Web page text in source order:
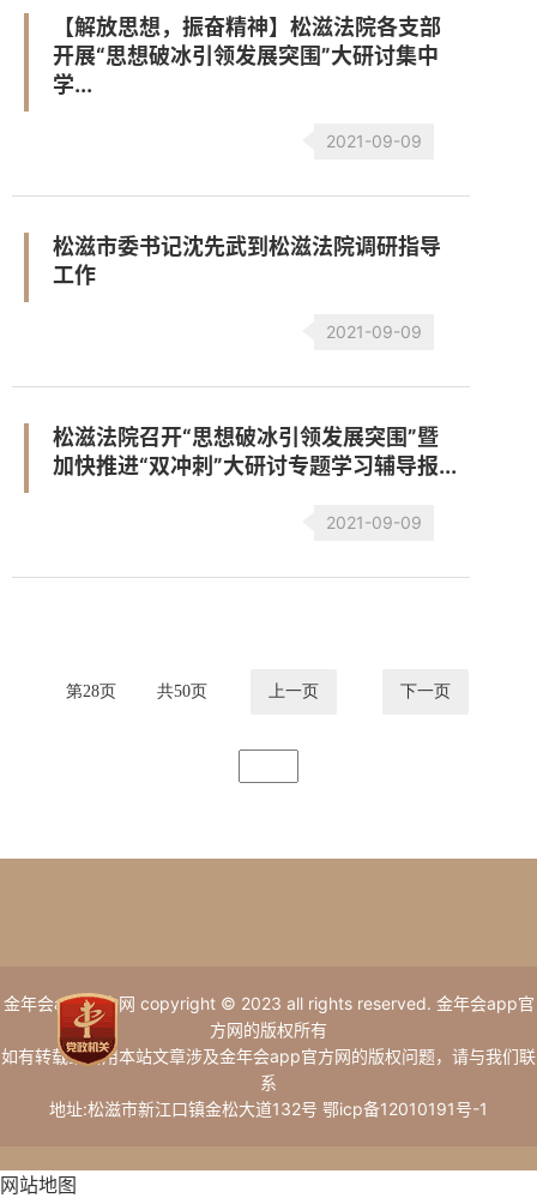
【解放思想，振奋精神】松滋法院各支部
开展“思想破冰引领发展突围”大研讨集中
学...
2021-09-09
松滋市委书记沈先武到松滋法院调研指导
工作
2021-09-09
松滋法院召开“思想破冰引领发展突围”暨
加快推进“双冲刺”大研讨专题学习辅导报...
2021-09-09
第28页 共50页 上一页 下一页
金年会app官方网 copyright © 2023 all rights reserved. 金年会app官
方网的版权所有
如有转载或引用本站文章涉及金年会app官方网的版权问题，请与我们联
系
地址:松滋市新江口镇金松大道132号 鄂icp备12010191号-1
网站地图